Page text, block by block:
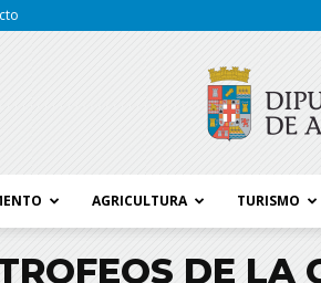
AGRICULTURA TURISMO
DE